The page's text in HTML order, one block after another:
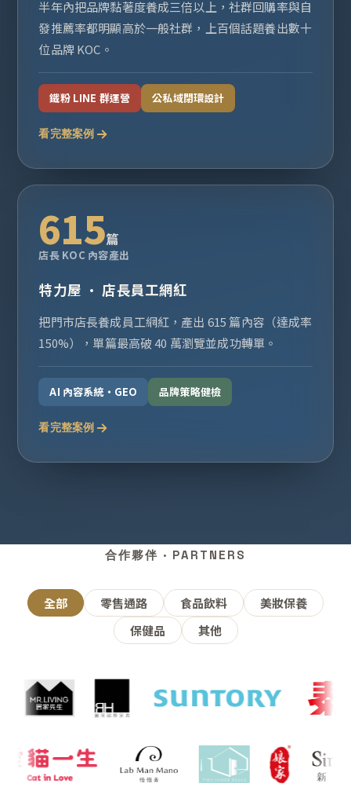
半年內把品牌黏著度養成三倍以上，社群回購率與自
發推薦率都明顯高於一般社群，上百個話題養出數十
位品牌 KOC。
鐵粉 LINE 群運營 公私域閉環設計
看完整案例
615篇
店長 KOC 內容產出
特力屋 · 店長員工網紅
把門市店長養成員工網紅，產出 615 篇內容（達成率
150%），單篇最高破 40 萬瀏覽並成功轉單。
AI 內容系統・GEO 品牌策略健檢
看完整案例
合作夥伴 · PARTNERS
全部 零售通路 食品飲料
美妝保養
保健品
其他